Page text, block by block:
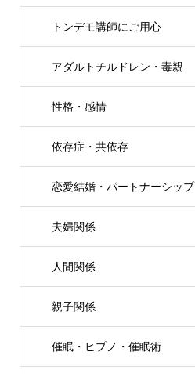
トンデモ講師にご用心
アダルトチルドレン・毒親
性格・感情
依存症・共依存
恋愛結婚・パートナーシップ
夫婦関係
人間関係
親子関係
催眠・ヒプノ・催眠術